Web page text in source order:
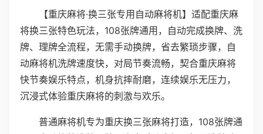
【重庆麻将·换三张专用自动麻将机】适配重庆麻
将换三张特色玩法，108张牌通用，自动完成换牌、洗
牌、理牌全流程，无需手动换牌，省去繁琐步骤，自
动麻将机洗牌速度快，对局节奏流畅，契合重庆麻将
快节奏娱乐特点，机身抗摔耐磨，连续娱乐无压力，
沉浸式体验重庆麻将的刺激与欢乐。
普通麻将机专为重庆换三张麻将打造，108张牌通